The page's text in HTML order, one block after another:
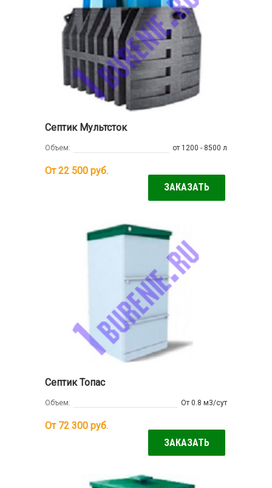
Септик Мультсток
Объем: от 1200 - 8500 л
От 22 500 руб.
ЗАКАЗАТЬ
Септик Топас
Объем: От 0.8 м3/сут
От 72 300 руб.
ЗАКАЗАТЬ